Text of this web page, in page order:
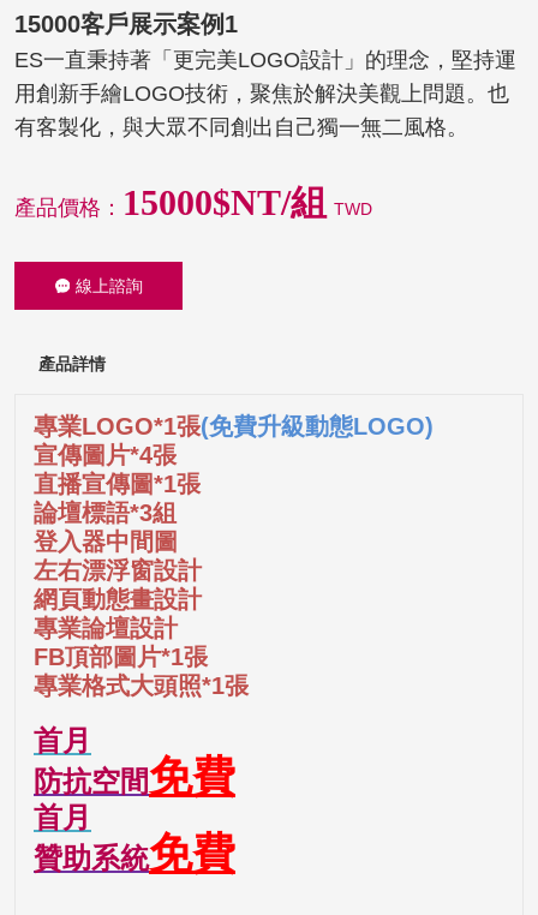
15000客戶展示案例1
ES一直秉持著「更完美LOGO設計」的理念，堅持運
用創新手繪LOGO技術，聚焦於解決美觀上問題。也
有客製化，與大眾不同創出自己獨一無二風格。
產品價格： 15000$NT/組 TWD
線上諮詢
產品詳情
專業LOGO*1張(免費升級動態LOGO)
宣傳圖片*4張
直播宣傳圖*1張
論壇標語*3組
登入器中間圖
左右漂浮窗設計
網頁動態畫設計
專業論壇設計
FB頂部圖片*1張
專業格式大頭照*1張
首月
防抗空間免費
首月
贊助系統免費